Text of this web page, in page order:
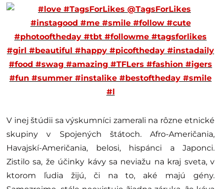
V inej štúdii sa výskumníci zamerali na rôzne etnické
skupiny v Spojených štátoch. Afro-Američania,
Havajskí-Američania, belosi, hispánci a Japonci.
Zistilo sa, že účinky kávy sa neviažu na kraj sveta, v
ktorom ľudia žijú, či na to, aké majú gény.